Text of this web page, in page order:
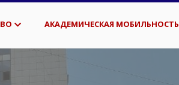
АКАДЕМИЧЕСКАЯ МОБИЛЬНОСТЬ